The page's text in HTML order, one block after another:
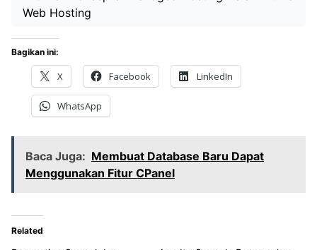
Web Hosting
Bagikan ini:
X Facebook LinkedIn
WhatsApp
Baca Juga: Membuat Database Baru Dapat
Menggunakan Fitur CPanel
Related